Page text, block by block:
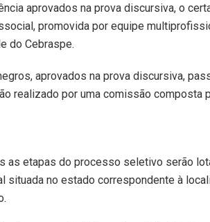
aprovados na prova discursiva, o
promovida por equipe
do Cebraspe.
aprovados na prova discursiva,
realizado por uma comissão composta
as etapas do processo seletivo serão
situada no estado correspondente à